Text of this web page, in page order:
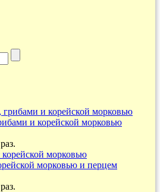
и корейской морковью
морковью и перцем